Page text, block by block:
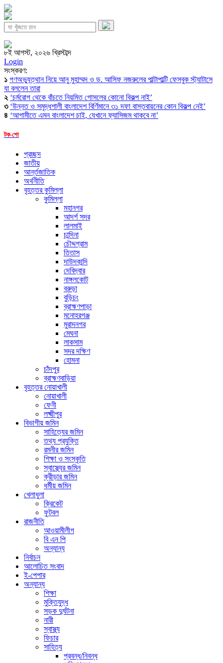
৮ই আগস্ট, ২০২৬ খ্রিস্টাব্দ
Login
সংস্করণ:
১ গণঅভ্যুত্থান নিয়ে আনু মুহাম্মদ ও ড. আসিফ নজরুলের পাল্টাপাল্টি ফেসবুক স্ট্যাটাসে
যা বললেন তারা
২ ‘চর্মরোগ থেকে বাঁচতে নিয়মিত গোসলের কোনো বিকল্প নাই’
৩ ‘উন্নত ও সমৃদ্ধশালী বাংলাদেশ বির্ণিমানে ৩১ দফা বাস্তবায়নের কোন বিকল্প নেই’
৪ ‘আগামীতে এমন বাংলাদেশ চাই, যেখানে ফ্যাসিজম থাকবে না’
টক-শো
প্রচ্ছদ
জাতীয়
আর্ন্তজাতিক
অর্থনীতি
বৃহত্তর কুমিল্লা
কুমিল্লা
মহানগর
আদর্শ সদর
লালমাই
চান্দিনা
চৌদ্দগ্রাম
তিতাস
দাউদকান্দি
দেবিদ্বার
নাঙ্গলকোট
বরুড়া
বুড়িচং
ব্রাহ্মণপাড়া
মনোহরগঞ্জ
মুরাদনগর
মেঘনা
লাকসাম
সদর দক্ষিণ
হোমনা
চাঁদপুর
ব্রাহ্মণবাড়িয়া
বৃহত্তর নোয়াখালী
নোয়াখালী
ফেনী
লক্ষ্মীপুর
বিভাগীয় জমিন
সাহিত্যের জমিন
তথ্য প্রযুক্তি
রমনীর জমিন
শিক্ষা ও সংস্কৃতি
স্বাস্থ্যের জমিন
ক্রীড়ার জমিন
ধর্মীয় জমিন
খেলাধুলা
ক্রিকেট
ফুটবল
রাজনীতি
আওয়ামীলীগ
বি এন পি
অন্যান্য
নির্বাচন
আলোচিত সংবাদ
ই-পেপার
অন্যান্য
শিক্ষা
মুক্তিযুদ্ধ
সড়ক দুর্ঘটনা
নারী
স্বাস্থ্য
ফিচার
সাহিত্য
প্রবন্ধ/নিবন্ধ